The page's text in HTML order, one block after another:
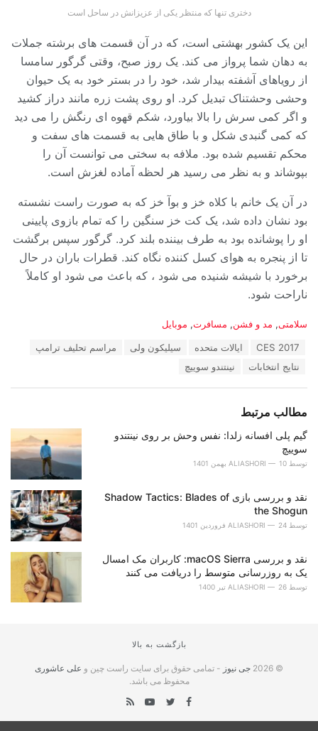
دختری تنها که منتظر یکی از عزیزانش در ساحل است
این یک کشور بهشتی است، که در آن قسمت های برشته جملات
به دهان شما پرواز می کند. یک روز صبح، وقتی گرگور سامسا
از رویاهای آشفته بیدار شد، خود را در بستر خود به یک حیوان
وحشی وحشتناک تبدیل کرد. او روی پشت زره مانند دراز کشید
و اگر کمی سرش را بالا بیاورد، شکم قهوه ای رنگش را می دید
که کمی گنبدی شکل و با طاق هایی به قسمت های سفت و
محکم تقسیم شده بود. ملافه به سختی می توانست آن را
بپوشاند و به نظر می رسید هر لحظه آماده لغزش است.
در آن یک خانم با کلاه خز و بوآ خز که به صورت راست نشسته
بود نشان داده شد، یک کت خز سنگین را که تمام بازوی پایینی
او را پوشانده بود به طرف بیننده بلند کرد. گرگور سپس برگشت
تا از پنجره به هوای کسل کننده نگاه کند. قطرات باران در حال
برخورد با شیشه شنیده می شود ، که باعث می شود او کاملاً
ناراحت شود.
دسته‌ها:
سلامتی, مد و فشن, مسافرت, موبایل
برچسب:
CES 2017 ایالات متحده سیلیکون ولی
مراسم تحلیف ترامپ
نتایج انتخابات
نینتندو سوییچ
مطالب مرتبط
گیم پلی افسانه زلدا: نفس وحش بر روی نینتندو
سوییچ
توسط ALIASHORI 10 بهمن 1401
نقد و بررسی بازی Shadow Tactics: Blades of
the Shogun
توسط ALIASHORI 24 فروردین 1401
نقد و بررسی macOS Sierra: کاربران مک امسال
یک به روزرسانی متوسط را دریافت می کنند
توسط ALIASHORI 26 تیر 1400
بازگشت به بالا
© 2026 جی نیوز - تمامی حقوق برای سایت راست چین و علی عاشوری
محفوظ می باشد.